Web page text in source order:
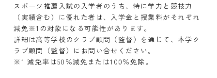
スポーツ推薦入試の入学者のうち、特に学力と競技力
（実績含む）に優れた者は、入学金と授業料がそれぞれ
減免※1の対象になる可能性があります。
詳細は高等学校のクラブ顧問（監督）を通じて、本学ク
ラブ顧問（監督）にお問い合せください。
※1 減免率は50％減免または100％免除。